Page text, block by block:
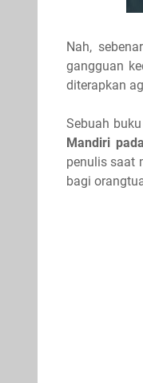
Nah,
gangguan
diterapkan
Sebuah
Mandiri
penulis saat
bagi